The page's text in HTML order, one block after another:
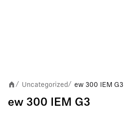
/ Uncategorized / ew 300 IEM G3
ew 300 IEM G3